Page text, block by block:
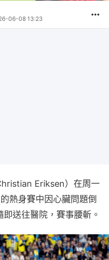
06-08 13:23
Eriksen）在周一
熱身賽中因心臟問題倒
送往醫院，賽事腰斬。